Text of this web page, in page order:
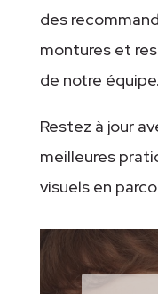
des
montures et
de notre équipe.
Restez à jour
meilleures
visuels en